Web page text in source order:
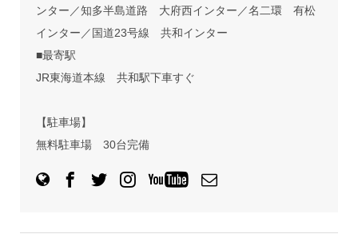
ンター／知多半島道路 大府西インター／名二環 有松
インター／国道23号線 共和インター
■最寄駅
JR東海道本線 共和駅下車すぐ
【駐車場】
無料駐車場 30台完備